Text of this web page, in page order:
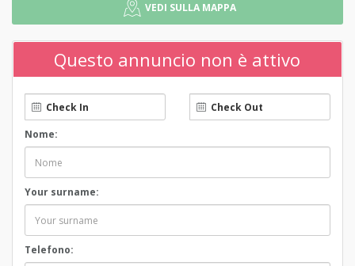
VEDI SULLA MAPPA
Questo annuncio non è attivo
Nome:
Your surname:
Telefono: